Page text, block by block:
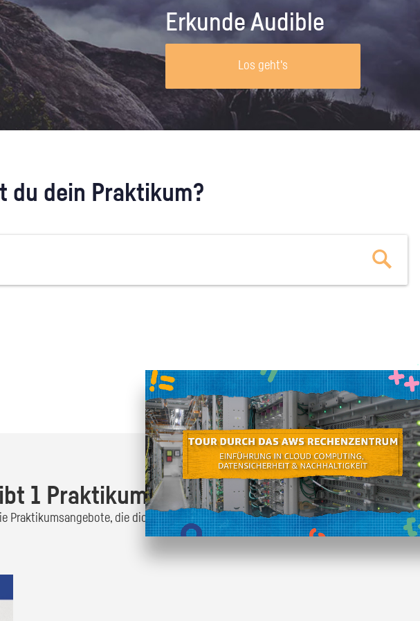
Unternehmen lohnt, wie man sich
vorbereitet und wie ein Vorab-Anruf
abläuft.
Erkunde Audible
Los geht's
du dein Praktikum?
Oder finde heraus was dich interessiert:
zum Stärkentest.
1 Praktikumsangebot!
Praktikumsangebote, die dich interessieren und bewirb dich wenn du den passenden